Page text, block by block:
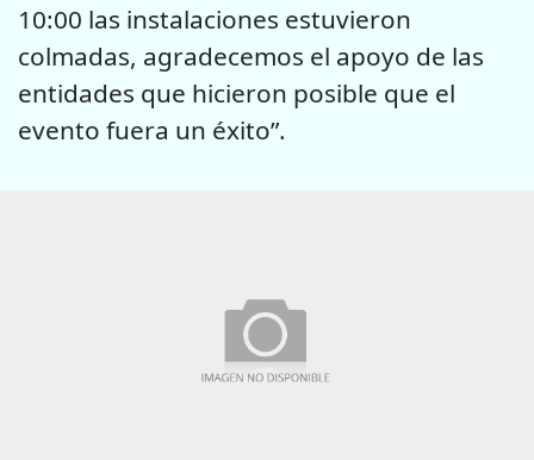
10:00 las instalaciones estuvieron
colmadas, agradecemos el apoyo de las
entidades que hicieron posible que el
evento fuera un éxito”.